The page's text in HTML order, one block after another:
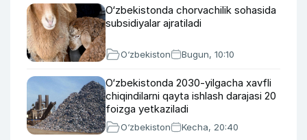
O‘zbekistonda chorvachilik sohasida
subsidiyalar ajratiladi
O‘zbekiston Bugun, 10:10
O‘zbekistonda 2030-yilgacha xavfli
chiqindilarni qayta ishlash darajasi 20
foizga yetkaziladi
O‘zbekiston Kecha, 20:40